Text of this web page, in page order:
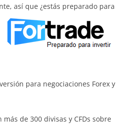
así que ¿estás preparado para
para negociaciones Forex y
de 300 divisas y CFDs sobre